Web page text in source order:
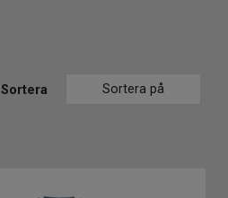
Sortera Sortera på